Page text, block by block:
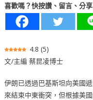
喜歡嗎？快按讚、留言、分享
4.8 (5)
文/主編 蔡昆凌博士
伊朗已透過巴基斯坦向美國
來結束中東衝突，但根據美